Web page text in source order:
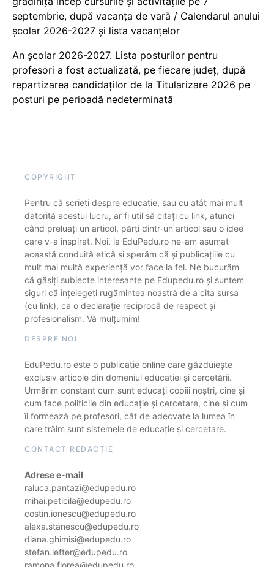
septembrie, după vacanța de vară / Calendarul anului
școlar 2026-2027 și lista vacanțelor
An școlar 2026-2027. Lista posturilor pentru
profesori a fost actualizată, pe fiecare județ, după
repartizarea candidaților de la Titularizare 2026 pe
posturi pe perioadă nedeterminată
COPYRIGHT
Pentru că scrieți despre educație, sau cu atât mai mult
datorită acestui lucru, ar fi util să citați cu link, atunci
când preluați un articol, părți dintr-un articol sau o idee
care v-a inspirat. Noi, la EduPedu.ro ne-am asumat
această conduită etică și sperăm că și publicațiile cu
mult mai multă experiență vor face la fel. Ne bucurăm
că găsiți subiecte interesante pe Edupedu.ro și suntem
siguri că înțelegeți rugămintea noastră de a cita sursa
(cu link), ca o declarație reciprocă de respect și
profesionalism. Vă mulțumim!
DESPRE NOI
EduPedu.ro este o publicație online care găzduiește
exclusiv articole din domeniul educației și cercetării.
Urmărim constant cum sunt educați copiii noștri, cine și
cum face politicile din educație și cercetare, cine și cum
îi formează pe profesori, cât de adecvate la lumea în
care trăim sunt sistemele de educație și cercetare.
CONTACT REDACȚIE
Adrese e-mail
raluca.pantazi@edupedu.ro
mihai.peticila@edupedu.ro
costin.ionescu@edupedu.ro
alexa.stanescu@edupedu.ro
diana.ghimisi@edupedu.ro
stefan.lefter@edupedu.ro
ramona.florea@edupedu.ro